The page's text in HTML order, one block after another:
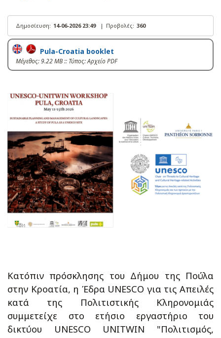
Δημοσίευση: 14-06-2026 23:49 | Προβολές: 360
Pula-Croatia booklet
Mέγεθος: 9.22 MB :: Τύπος: Αρχείο PDF
Κατόπιν πρόσκλησης του Δήμου της Πούλα
στην Κροατία, η Έδρα UNESCO για τις Απειλές
κατά της Πολιτιστικής Κληρονομιάς
συμμετείχε στο ετήσιο εργαστήριο του
δικτύου UNESCO UNITWIN "Πολιτισμός,